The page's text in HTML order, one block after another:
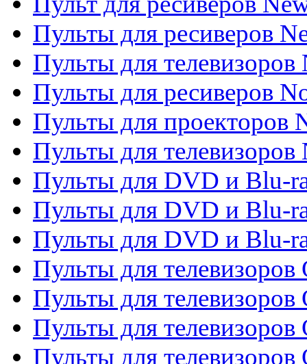
Пульты для ресиверов
Пульты для телевизоров
Пульты для ресиверов
Пульты для проекторов
Пульты для телевизоров
Пульты для DVD и Blu-
Пульты для DVD и Blu-
Пульты для DVD и Blu-
Пульты для телевизоров
Пульты для телевизоров
Пульты для телевизоров
Пульты для телевизоров